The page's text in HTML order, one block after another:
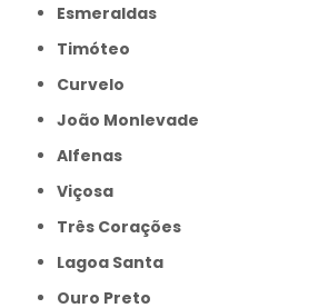
Esmeraldas
Timóteo
Curvelo
João Monlevade
Alfenas
Viçosa
Três Corações
Lagoa Santa
Ouro Preto